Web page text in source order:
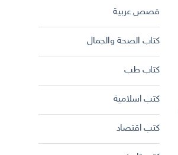
قصص عربية
كتاب الصحة والجمال
كتاب طب
كتب اسلامية
كتب اقتصاد